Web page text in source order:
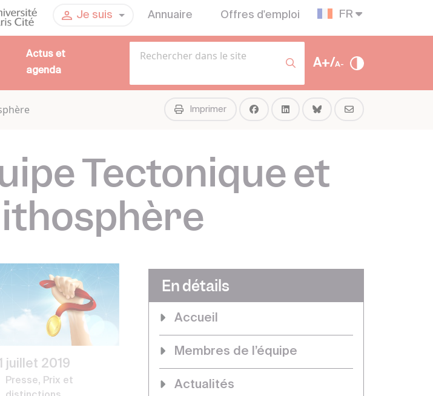
Je suis Annuaire Offres d'emploi FR
Actus et
agenda
A+/A-
Imprimer
Tectonique et
juillet 2019
Presse, Prix et
En détails
Accueil
Membres de l’équipe
Actualités